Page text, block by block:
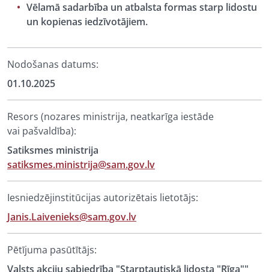
Vēlamā sadarbība un atbalsta formas starp lidostu
un kopienas iedzīvotājiem.
Nodošanas datums:
01.10.2025
Resors (nozares ministrija, neatkarīga iestāde
vai pašvaldība):
Satiksmes ministrija
satiksmes.ministrija@sam.gov.lv
Iesniedzējinstitūcijas autorizētais lietotājs:
Janis.Laivenieks@sam.gov.lv
Pētījuma pasūtītājs:
Valsts akciju sabiedrība "Starptautiskā lidosta "Rīga""